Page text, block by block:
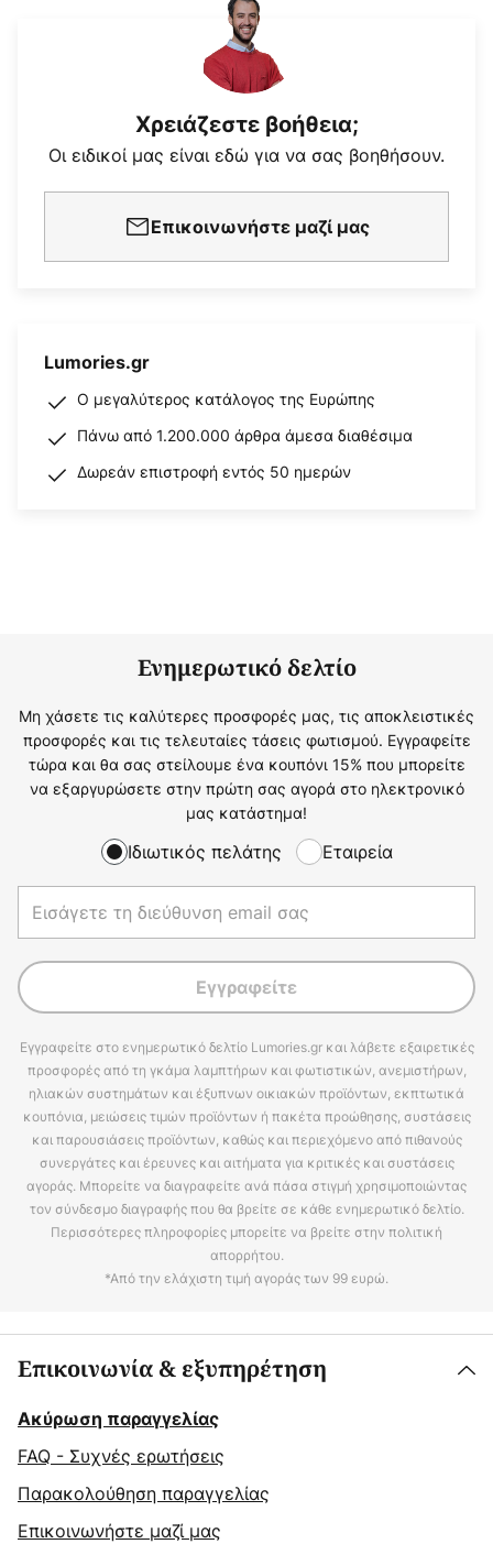
Χρειάζεστε βοήθεια;
Οι ειδικοί μας είναι εδώ για να σας βοηθήσουν.
Επικοινωνήστε μαζί μας
Lumories.gr
Ο μεγαλύτερος κατάλογος της Ευρώπης
Πάνω από 1.200.000 άρθρα άμεσα διαθέσιμα
Δωρεάν επιστροφή εντός 50 ημερών
Ενημερωτικό δελτίο
Μη χάσετε τις καλύτερες προσφορές μας, τις αποκλειστικές
προσφορές και τις τελευταίες τάσεις φωτισμού. Εγγραφείτε
τώρα και θα σας στείλουμε ένα κουπόνι 15% που μπορείτε
να εξαργυρώσετε στην πρώτη σας αγορά στο ηλεκτρονικό
μας κατάστημα!
Ιδιωτικός πελάτης Εταιρεία
Εγγραφείτε
Εγγραφείτε στο ενημερωτικό δελτίο Lumories.gr και λάβετε εξαιρετικές
προσφορές από τη γκάμα λαμπτήρων και φωτιστικών, ανεμιστήρων,
ηλιακών συστημάτων και έξυπνων οικιακών προϊόντων, εκπτωτικά
κουπόνια, μειώσεις τιμών προϊόντων ή πακέτα προώθησης, συστάσεις
και παρουσιάσεις προϊόντων, καθώς και περιεχόμενο από πιθανούς
συνεργάτες και έρευνες και αιτήματα για κριτικές και συστάσεις
αγοράς. Μπορείτε να διαγραφείτε ανά πάσα στιγμή χρησιμοποιώντας
τον σύνδεσμο διαγραφής που θα βρείτε σε κάθε ενημερωτικό δελτίο.
Περισσότερες πληροφορίες μπορείτε να βρείτε στην πολιτική
απορρήτου.
*Από την ελάχιστη τιμή αγοράς των 99 ευρώ.
Επικοινωνία & εξυπηρέτηση
Ακύρωση παραγγελίας
FAQ - Συχνές ερωτήσεις
Παρακολούθηση παραγγελίας
Επικοινωνήστε μαζί μας